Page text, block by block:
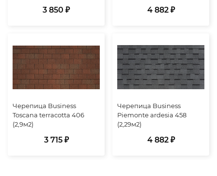
3 850 ₽ 4 882 ₽
Черепица Business
Toscana terracotta 406
(2,9м2)
3 715 ₽
Черепица Business
Piemonte ardesia 458
(2,29м2)
4 882 ₽